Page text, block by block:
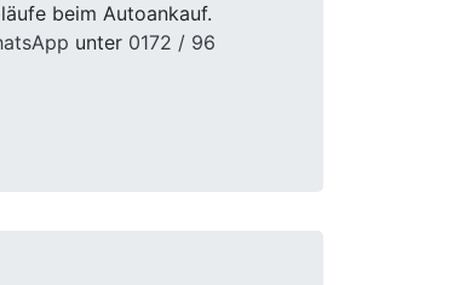
beim Autoankauf.
unter 0172 / 96